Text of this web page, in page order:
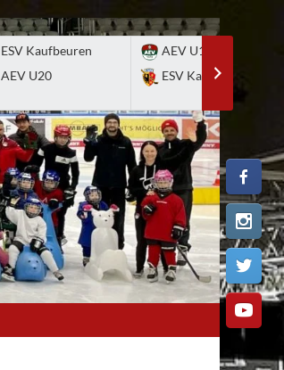
ESV Kaufbeuren
AEV U20
AEV U17
ESV Kaufbeuren